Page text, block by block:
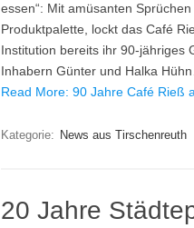
essen“: Mit amüsanten
Produktpalette, lockt das Café
Institution bereits ihr 90-jähriges
Inhabern Günter und Halka
Read More: 90 Jahre Café Rieß
Kategorie: News aus Tirschenreuth
20 Jahre